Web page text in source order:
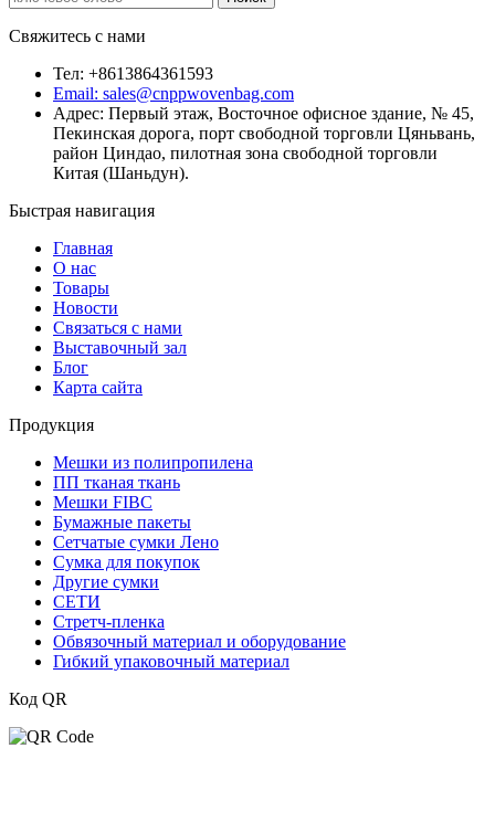
Свяжитесь с нами
Тел: +8613864361593
Email: sales@cnppwovenbag.com
Адрес: Первый этаж, Восточное офисное здание, № 45,
Пекинская дорога, порт свободной торговли Цяньвань,
район Циндао, пилотная зона свободной торговли
Китая (Шаньдун).
Быстрая навигация
Главная
О нас
Товары
Новости
Связаться с нами
Выставочный зал
Блог
Карта сайта
Продукция
Мешки из полипропилена
ПП тканая ткань
Мешки FIBC
Бумажные пакеты
Сетчатые сумки Лено
Сумка для покупок
Другие сумки
СЕТИ
Стретч-пленка
Обвязочный материал и оборудование
Гибкий упаковочный материал
Код QR